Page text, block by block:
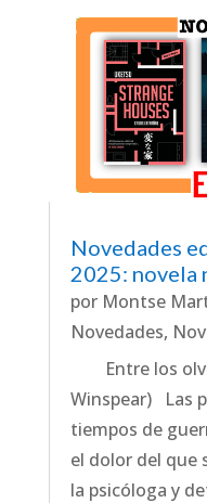
Novedades
2025: novela
por Montse
Novedades,
Entre los
Winspear) Las
tiempos de
el dolor del que
la psicóloga y